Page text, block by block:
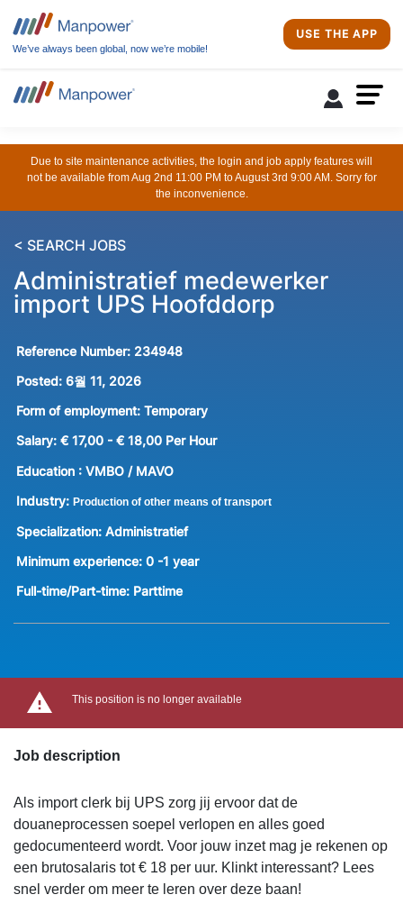
We’ve always been global, now we’re mobile!
USE THE APP
Due to site maintenance activities, the login and job apply features will
not be available from Aug 2nd 11:00 PM to August 3rd 9:00 AM. Sorry for
the inconvenience.
< SEARCH JOBS
Administratief medewerker
import UPS Hoofddorp
Reference Number: 234948
Posted: 6월 11, 2026
Form of employment: Temporary
Salary: € 17,00 - € 18,00 Per Hour
Education : VMBO / MAVO
Industry: Production of other means of transport
Specialization: Administratief
Minimum experience: 0 -1 year
Full-time/Part-time: Parttime
This position is no longer available
Job description
Als import clerk bij UPS zorg jij ervoor dat de
douaneprocessen soepel verlopen en alles goed
gedocumenteerd wordt. Voor jouw inzet mag je rekenen op
een brutosalaris tot € 18 per uur. Klinkt interessant? Lees
snel verder om meer te leren over deze baan!